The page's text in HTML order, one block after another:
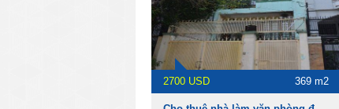
2700 USD 369 m2